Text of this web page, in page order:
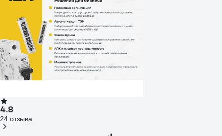
4.8
24 отзыва